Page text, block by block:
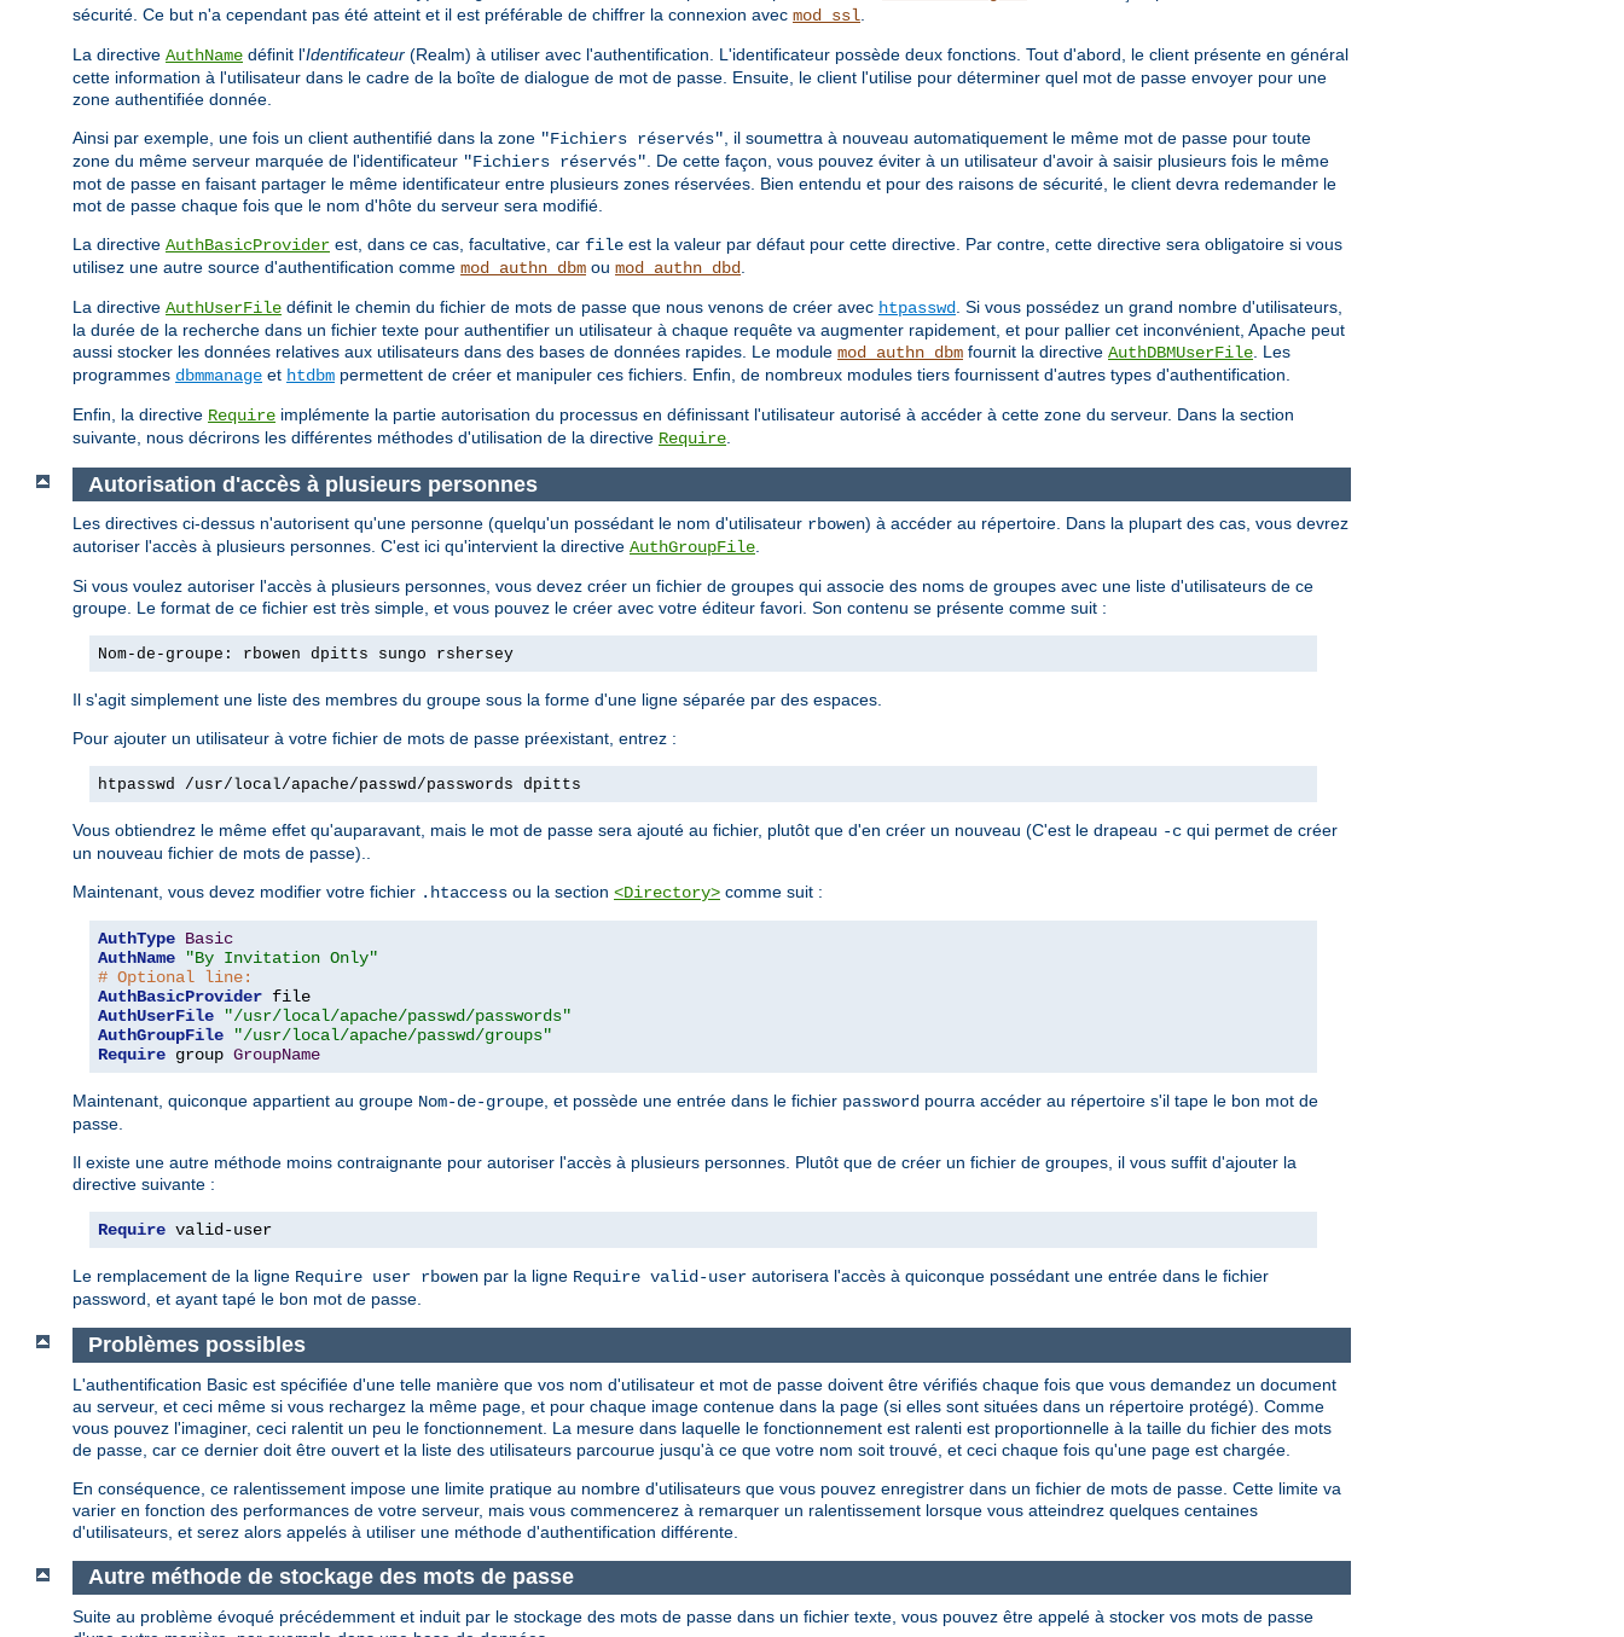
sécurité. Ce but n'a cependant pas été atteint et il est préférable de chiffrer la connexion avec mod_ssl
La directive AuthName définit l'Identificateur (Realm) à utiliser avec l'authentification. L'identificateur possède deux fonctions. Tout d'abord, le client présente en général
cette information à l'utilisateur dans le cadre de la boîte de dialogue de mot de passe. Ensuite, le client l'utilise pour déterminer quel mot de passe envoyer pour une
zone authentifiée donnée.
Ainsi par exemple, une fois un client authentifié dans la zone "Fichiers réservés" , il soumettra à nouveau automatiquement le même mot de passe pour toute
zone du même serveur marquée de l'identificateur "Fichiers réservés" . De cette façon, vous pouvez éviter à un utilisateur d'avoir à saisir plusieurs fois le même
mot de passe en faisant partager le même identificateur entre plusieurs zones réservées. Bien entendu et pour des raisons de sécurité, le client devra redemander le
mot de passe chaque fois que le nom d'hôte du serveur sera modifié.
La directive AuthBasicProvider est, dans ce cas, facultative, car file est la valeur par défaut pour cette directive. Par contre, cette directive sera obligatoire si vous
utilisez une autre source d'authentification comme mod_authn_dbm ou mod_authn_dbd
La directive AuthUserFile définit le chemin du fichier de mots de passe que nous venons de créer avec htpasswd
. Si vous possédez un grand nombre d'utilisateurs,
la durée de la recherche dans un fichier texte pour authentifier un utilisateur à chaque requête va augmenter rapidement, et pour pallier cet inconvénient, Apache peut
aussi stocker les données relatives aux utilisateurs dans des bases de données rapides. Le module mod_authn_dbm fournit la directive AuthDBMUserFile . Les
programmes dbmmanage et htdbm permettent de créer et manipuler ces fichiers. Enfin, de nombreux modules tiers fournissent d'autres types d'authentification.
Enfin, la directive Require implémente la partie autorisation du processus en définissant l'utilisateur autorisé à accéder à cette zone du serveur. Dans la section
suivante, nous décrirons les différentes méthodes d'utilisation de la directive Require
Autorisation d'accès à plusieurs personnes
Les directives ci-dessus n'autorisent qu'une personne (quelqu'un possédant le nom d'utilisateur rbowen) à accéder au répertoire. Dans la plupart des cas, vous devrez
autoriser l'accès à plusieurs personnes. C'est ici qu'intervient la directive AuthGroupFile.
Si vous voulez autoriser l'accès à plusieurs personnes, vous devez créer un fichier de groupes qui associe des noms de groupes avec une liste d'utilisateurs de ce
groupe. Le format de ce fichier est très simple, et vous pouvez le créer avec votre éditeur favori. Son contenu se présente comme suit :
Nom-de-groupe: rbowen dpitts sungo rshersey
Il s'agit simplement une liste des membres du groupe sous la forme d'une ligne séparée par des espaces.
Pour ajouter un utilisateur à votre fichier de mots de passe préexistant, entrez :
htpasswd /usr/local/apache/passwd/passwords dpitts
Vous obtiendrez le même effet qu'auparavant, mais le mot de passe sera ajouté au fichier, plutôt que d'en créer un nouveau (C'est le drapeau -c qui permet de créer
un nouveau fichier de mots de passe)..
Maintenant, vous devez modifier votre fichier .htaccess ou la section <Directory> comme suit :
AuthType Basic
AuthName
"By Invitation Only"
# Optional line:
AuthBasicProvider
AuthUserFile
"/usr/local/apache/passwd/passwords"
AuthGroupFile
"/usr/local/apache/passwd/groups"
Require group GroupName
Maintenant, quiconque appartient au groupe Nom-de-groupe, et possède une entrée dans le fichier password pourra accéder au répertoire s'il tape le bon mot de
passe.
Il existe une autre méthode moins contraignante pour autoriser l'accès à plusieurs personnes. Plutôt que de créer un fichier de groupes, il vous suffit d'ajouter la
directive suivante :
Require valid-user
Le remplacement de la ligne Require user rbowen par la ligne Require valid-user autorisera l'accès à quiconque possédant une entrée dans le fichier
password, et ayant tapé le bon mot de passe.
Problèmes possibles
L'authentification Basic est spécifiée d'une telle manière que vos nom d'utilisateur et mot de passe doivent être vérifiés chaque fois que vous demandez un document
au serveur, et ceci même si vous rechargez la même page, et pour chaque image contenue dans la page (si elles sont situées dans un répertoire protégé). Comme
vous pouvez l'imaginer, ceci ralentit un peu le fonctionnement. La mesure dans laquelle le fonctionnement est ralenti est proportionnelle à la taille du fichier des mots
de passe, car ce dernier doit être ouvert et la liste des utilisateurs parcourue jusqu'à ce que votre nom soit trouvé, et ceci chaque fois qu'une page est chargée.
En conséquence, ce ralentissement impose une limite pratique au nombre d'utilisateurs que vous pouvez enregistrer dans un fichier de mots de passe. Cette limite va
varier en fonction des performances de votre serveur, mais vous commencerez à remarquer un ralentissement lorsque vous atteindrez quelques centaines
d'utilisateurs, et serez alors appelés à utiliser une méthode d'authentification différente.
Autre méthode de stockage des mots de passe
Suite au problème évoqué précédemment et induit par le stockage des mots de passe dans un fichier texte, vous pouvez être appelé à stocker vos mots de passe